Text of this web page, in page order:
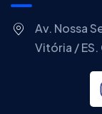
Av. Nossa
Vitória /